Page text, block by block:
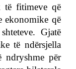
të fitimeve që
ekonomike që
Gjatë
të ndërsjella
ndryshme për